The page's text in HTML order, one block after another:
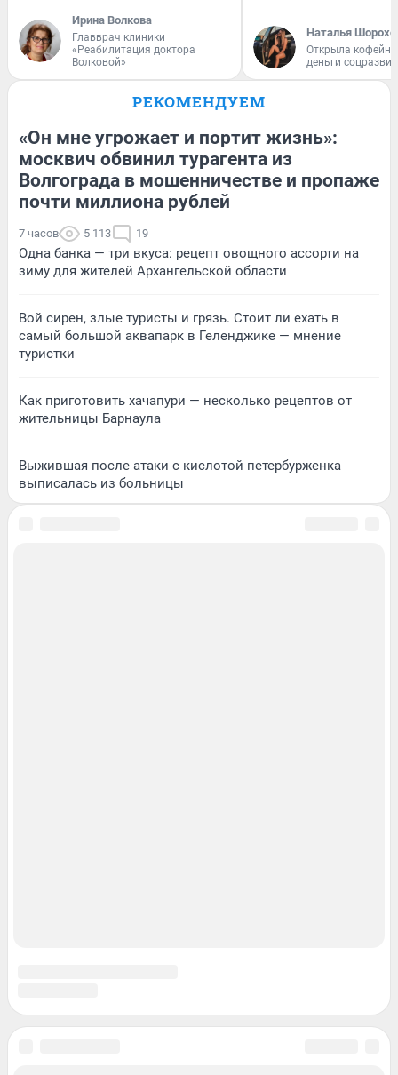
Ирина Волкова
Главврач клиники
«Реабилитация доктора
Волковой»
Наталья
Открыла
деньги
РЕКОМЕНДУЕМ
«Он мне угрожает и портит жизнь»:
москвич обвинил турагента из
Волгограда в мошенничестве и пропаже
почти миллиона рублей
7 часов 5 113 19
Одна банка — три вкуса: рецепт овощного ассорти на
зиму для жителей Архангельской области
Вой сирен, злые туристы и грязь. Стоит ли ехать в
самый большой аквапарк в Геленджике — мнение
туристки
Как приготовить хачапури — несколько рецептов от
жительницы Барнаула
Выжившая после атаки с кислотой петербурженка
выписалась из больницы